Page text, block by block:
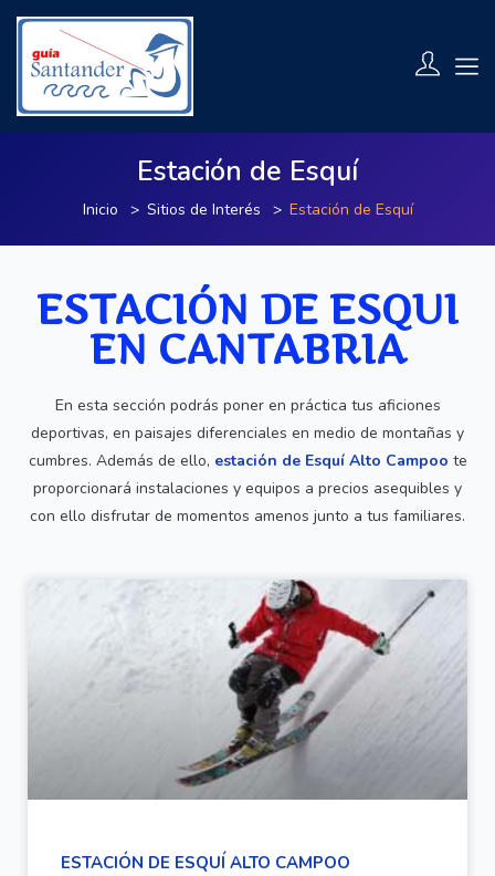
Estación de Esquí
Inicio Sitios de Interés Estación de Esquí
ESTACIÓN DE ESQUI
EN CANTABRIA
En esta sección podrás poner en práctica tus aficiones
deportivas, en paisajes diferenciales en medio de montañas y
cumbres. Además de ello, estación de Esquí Alto Campoo te
proporcionará instalaciones y equipos a precios asequibles y
con ello disfrutar de momentos amenos junto a tus familiares.
ESTACIÓN DE ESQUÍ ALTO CAMPOO